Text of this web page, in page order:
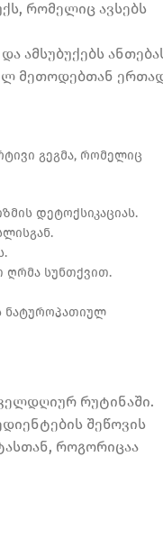
რომელიც ავსებს
ამსუბუქებს
მეთოდებთან
გეგმა, რომელიც
დეტოქსიკაციას.
ღრმა სუნთქვით.
ნატუროპათიულ
რუტინაში.
შეწოვის
როგორიცაა